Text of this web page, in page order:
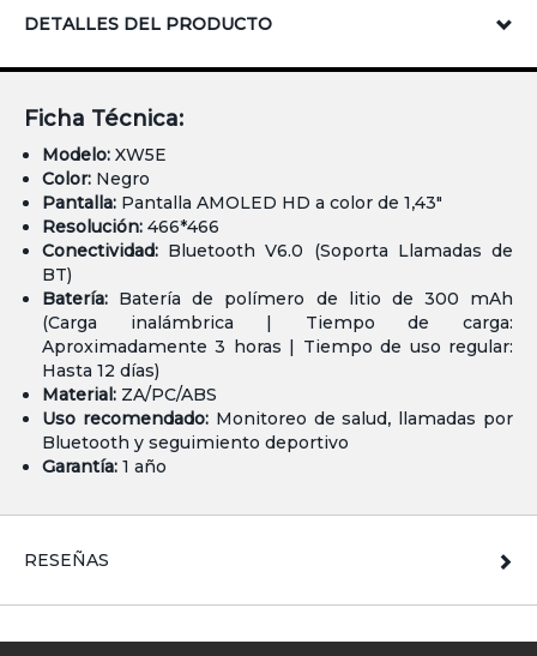
DETALLES DEL PRODUCTO
Ficha Técnica:
Modelo: XW5E
Color: Negro
Pantalla: Pantalla AMOLED HD a color de 1,43"
Resolución: 466*466
Conectividad: Bluetooth V6.0 (Soporta Llamadas de
BT)
Batería: Batería de polímero de litio de 300 mAh
(Carga inalámbrica | Tiempo de carga:
Aproximadamente 3 horas | Tiempo de uso regular:
Hasta 12 días)
Material: ZA/PC/ABS
Uso recomendado:Monitoreo de salud, llamadas por
Bluetooth y seguimiento deportivo
Garantía: 1 año
RESEÑAS